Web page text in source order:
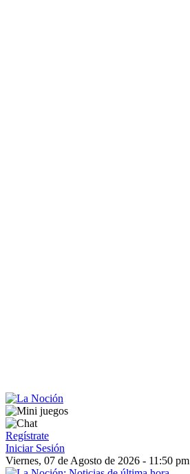
Regístrate
Iniciar Sesión
Viernes, 07 de Agosto de 2026 - 11:50 pm